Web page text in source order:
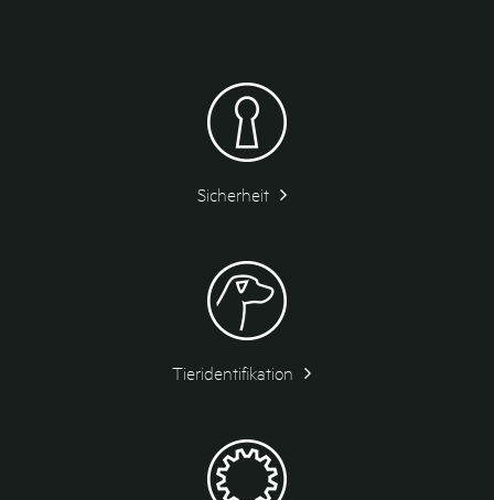
Sicherheit
Tieridentifikation